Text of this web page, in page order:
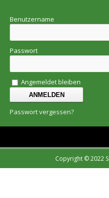
Benutzername
Passwort
Angemeldet bleiben
Passwort vergessen?
Copyright © 2022